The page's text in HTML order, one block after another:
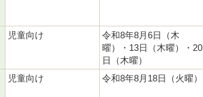
児童向け
令和8年8月6日（木
曜）・13日（木曜）・20
日（木曜）
児童向け 令和8年8月18日（火曜）